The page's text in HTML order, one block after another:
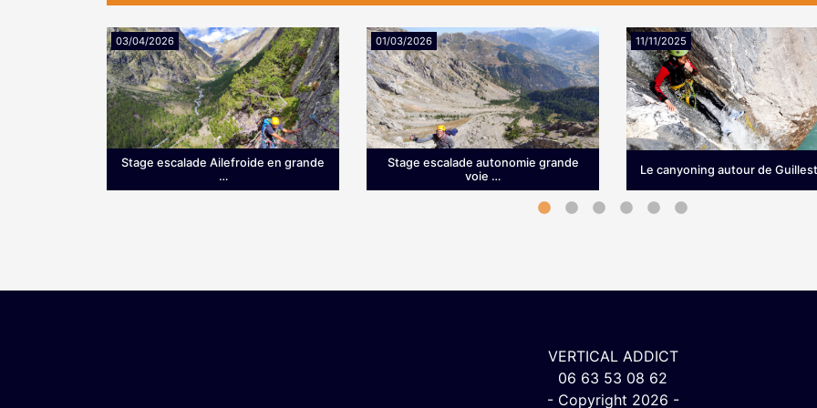
Stage escalade Ailefroide en grande
…
03/04/2026
Stage escalade autonomie grande
voie …
01/03/2026
Ce stage d’escalade en grande
Le canyoning autour de
11/11/2025
Vous êtes en vacances dans le
VERTICAL ADDICT
06 63 53 08 62
- Copyright 2026 -